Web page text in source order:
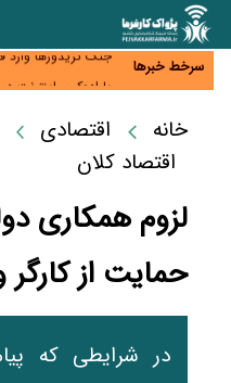
سرخط خبرها
زائران اربعین نگران
میلیارد دلاری اوراسیا تا
پارادوکس اینترنت
جدید سیاست‌های
وارد میدان شد
خانه
اقتصادی
اقتصاد کلان
لزوم همکاری
حمایت از کارگر
در شرایطی که